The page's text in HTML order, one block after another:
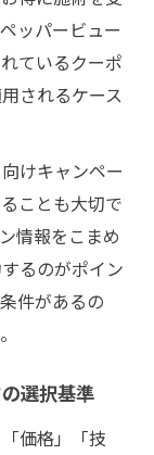
ッパービュー
ているクーポ
されるケース
けキャンペー
ことも大切で
情報をこまめ
るのがポイン
件があるの
選択基準
価格」「技